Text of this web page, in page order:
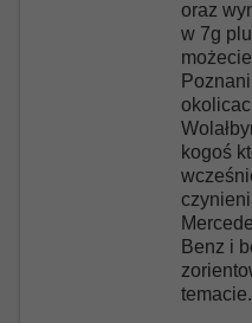
oraz
w 7g
kogoś
Benz i
temacie.